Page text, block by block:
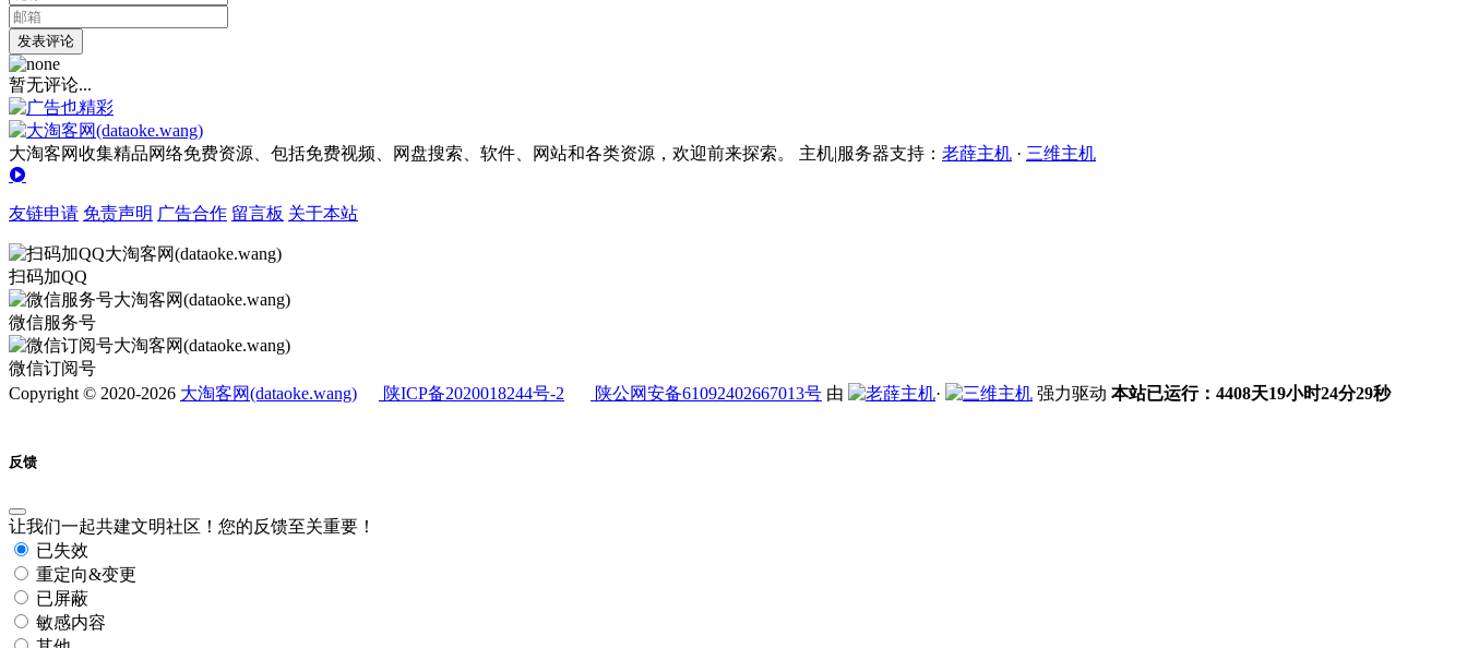
发表评论
暂无评论...
大淘客网收集精品网络免费资源、包括免费视频、网盘搜索、软件、网站和各类资源，欢迎前来探索。 主机|服务器支持： 老薛主机 · 三维主机
友链申请 免责声明 广告合作 留言板 关于本站
扫码加QQ
微信服务号
微信订阅号
Copyright © 2020-2026 大淘客网(dataoke.wang) 陕ICP备2020018244号-2 陕公网安备61092402667013号 由 · 强力驱动 本站已运行：4408天19小时24分30秒
反馈
让我们一起共建文明社区！您的反馈至关重要！
已失效
重定向&变更
已屏蔽
敏感内容